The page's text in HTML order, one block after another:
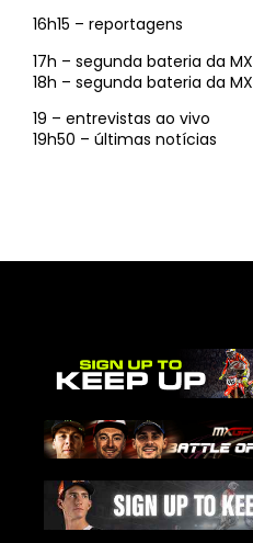
16h15 – reportagens
17h – segunda bateria da
18h – segunda bateria da
19 – entrevistas ao vivo
19h50 – últimas notícias